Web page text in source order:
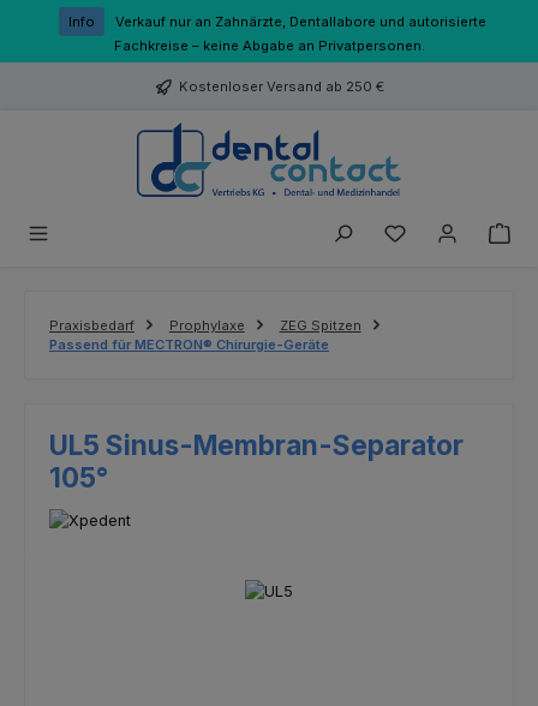
Zum Hauptinhalt springen
Info
Verkauf nur an Zahnärzte, Dentallabore und autorisierte
Fachkreise – keine Abgabe an Privatpersonen.
Kostenloser Versand ab 250 €
Du hast 0
Praxisbedarf Prophylaxe
ZEG Spitzen
Passend für MECTRON® Chirurgie-Geräte
UL5 Sinus-Membran-Separator
105°